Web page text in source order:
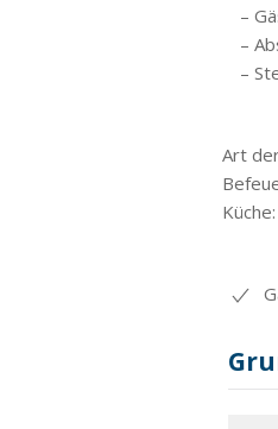
–
–
–
Art
Küche: